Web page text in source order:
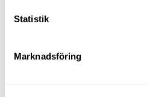
Statistik
Marknadsföring